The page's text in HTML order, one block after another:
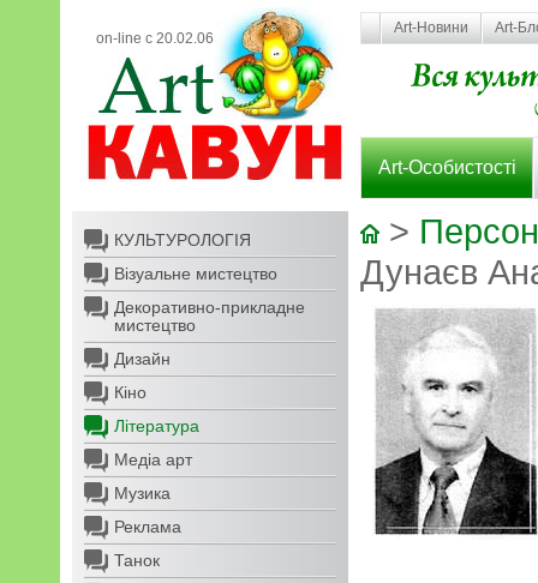
on-line с 20.02.06
Art-Новини Art-
Art-Особистості
КУЛЬТУРОЛОГІЯ
Візуальне мистецтво
Декоративно-прикладне
мистецтво
Дизайн
Кіно
Література
Медіа арт
Музика
Реклама
Танок
>
Дунаєв